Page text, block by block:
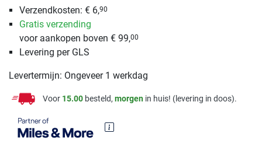
Verzendkosten: € 6,90
Gratis verzending
voor aankopen boven € 99,00
Levering per GLS
Levertermijn: Ongeveer 1 werkdag
Voor 15.00 besteld, morgen in huis! (levering in doos).